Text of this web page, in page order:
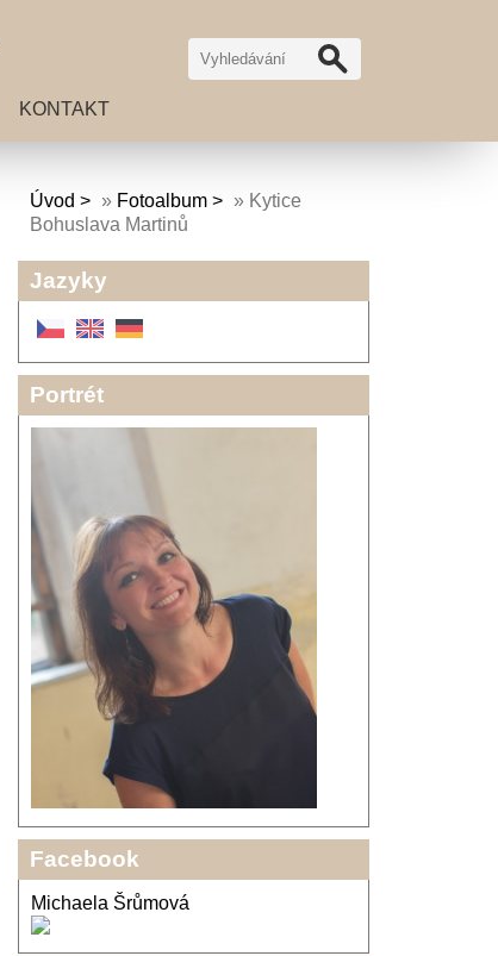
KONTAKT
Úvod » Fotoalbum » Kytice
Bohuslava Martinů
Jazyky
Portrét
Facebook
Michaela Šrůmová